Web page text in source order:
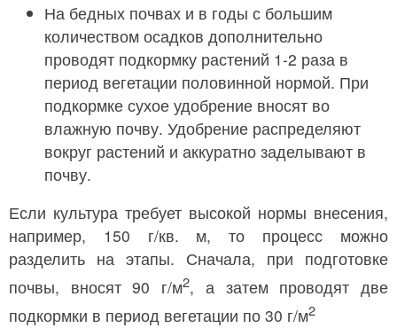
На бедных почвах и в годы с большим
количеством осадков дополнительно
проводят подкормку растений 1-2 раза в
период вегетации половинной нормой. При
подкормке сухое удобрение вносят во
влажную почву. Удобрение распределяют
вокруг растений и аккуратно заделывают в
почву.
Если культура требует высокой нормы внесения,
например, 150 г/кв. м, то процесс можно
разделить на этапы. Сначала, при подготовке
почвы, вносят 90 г/м2, а затем проводят две
подкормки в период вегетации по 30 г/м2